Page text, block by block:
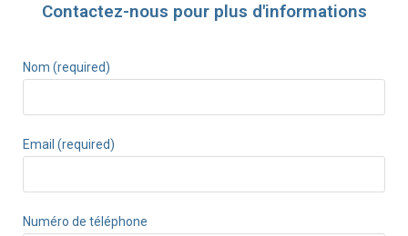
Contactez-nous pour plus d'informations
Nom (required)
Email (required)
Numéro de téléphone